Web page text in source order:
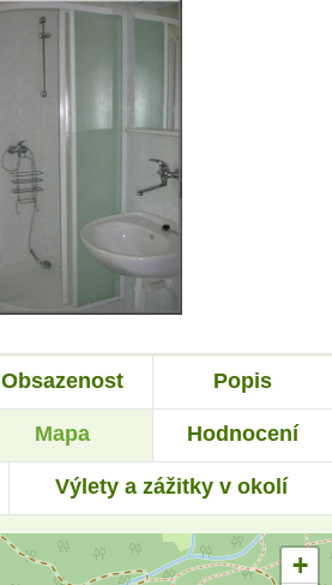
Obsazenost Popis
Mapa Hodnocení
Výlety a zážitky v okolí
+